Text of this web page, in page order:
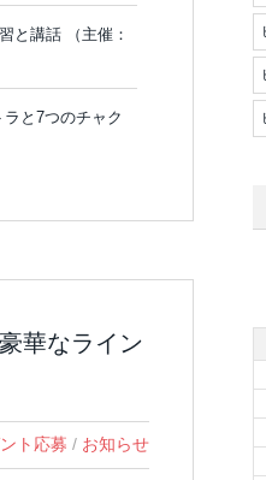
と講話 （主催：
と7つのチャク
華なライン
ト応募 / お知らせ